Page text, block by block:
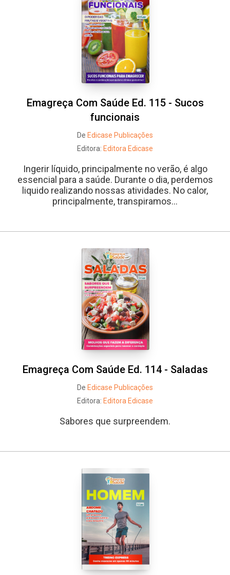
Emagreça Com Saúde Ed. 115 - Sucos
funcionais
De Edicase Publicações
Editora: Editora Edicase
Ingerir líquido, principalmente no verão, é algo
essencial para a saúde. Durante o dia, perdemos
liquido realizando nossas atividades. No calor,
principalmente, transpiramos...
Emagreça Com Saúde Ed. 114 - Saladas
De Edicase Publicações
Editora: Editora Edicase
Sabores que surpreendem.